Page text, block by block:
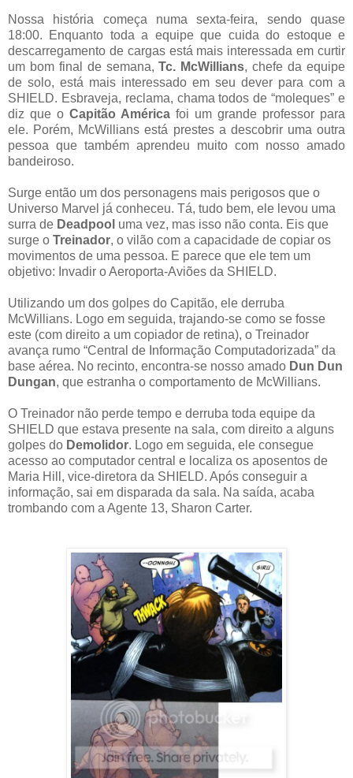
Nossa história começa numa sexta-feira, sendo quase
18:00. Enquanto toda a equipe que cuida do estoque e
descarregamento de cargas está mais interessada em curtir
um bom final de semana,Tc. McWillians, chefe da equipe
de solo, está mais interessado em seu dever para com a
SHIELD. Esbraveja, reclama, chama todos de “moleques” e
diz que o Capitão América foi um grande professor para
ele. Porém, McWillians está prestes a descobrir uma outra
pessoa que também aprendeu muito com nosso amado
bandeiroso.
Surge então um dos personagens mais perigosos que o
Universo Marvel já conheceu. Tá, tudo bem, ele levou uma
surra de Deadpool uma vez, mas isso não conta. Eis que
surge o Treinador, o vilão com a capacidade de copiar os
movimentos de uma pessoa. E parece que ele tem um
objetivo: Invadir o Aeroporta-Aviões da SHIELD.
Utilizando um dos golpes do Capitão, ele derruba
McWillians. Logo em seguida, trajando-se como se fosse
este (com direito a um copiador de retina), o Treinador
avança rumo “Central de Informação Computadorizada” da
base aérea. No recinto, encontra-se nosso amado Dun Dun
Dungan, que estranha o comportamento de McWillians.
O Treinador não perde tempo e derruba toda equipe da
SHIELD que estava presente na sala, com direito a alguns
golpes do Demolidor. Logo em seguida, ele consegue
acesso ao computador central e localiza os aposentos de
Maria Hill, vice-diretora da SHIELD. Após conseguir a
informação, sai em disparada da sala. Na saída, acaba
trombando com a Agente 13, Sharon Carter.